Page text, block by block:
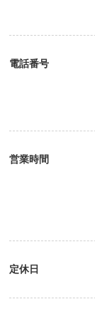
電話番号
営業時間
定休日